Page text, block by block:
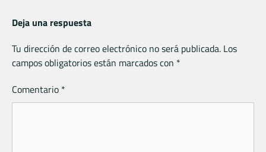
Deja una respuesta
Tu dirección de correo electrónico no será publicada. Los
campos obligatorios están marcados con *
Comentario *